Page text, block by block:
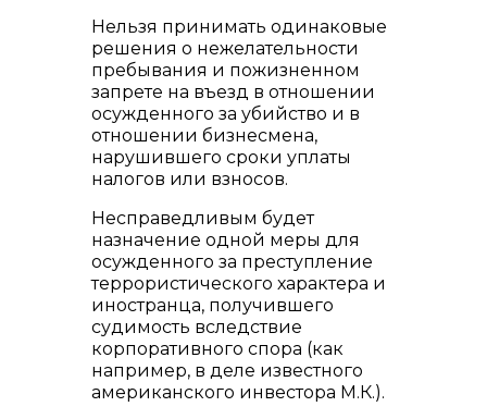
Нельзя принимать одинаковые
решения о нежелательности
пребывания и пожизненном
запрете на въезд в отношении
осужденного за убийство и в
отношении бизнесмена,
нарушившего сроки уплаты
налогов или взносов.
Несправедливым будет
назначение одной меры для
осужденного за преступление
террористического характера и
иностранца, получившего
судимость вследствие
корпоративного спора (как
например, в деле известного
американского инвестора М.К.).